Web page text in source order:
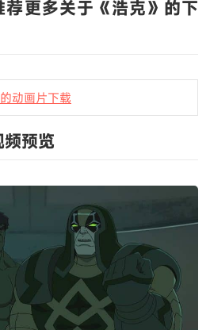
更多关于《浩克》的下
动画片下载
频预览